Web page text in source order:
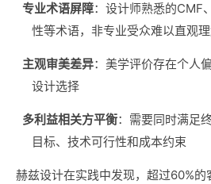
专业术语屏障：设计师熟悉的CMF
性等术语，非专业受众难以直观
主观审美差异：美学评价存在个人
设计选择
多利益相关方平衡：需要同时满足
目标、技术可行性和成本约束
赫兹设计在实践中发现，超过60%的